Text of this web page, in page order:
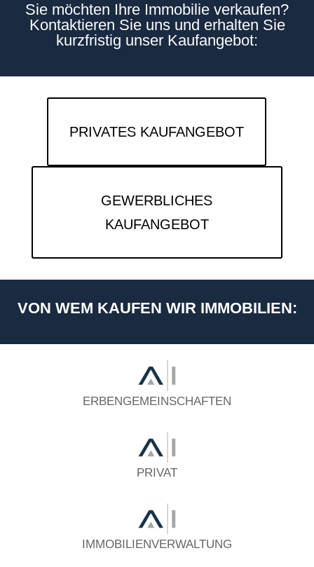
Sie möchten Ihre Immobilie verkaufen?
Kontaktieren Sie uns und erhalten Sie
kurzfristig unser Kaufangebot:
PRIVATES KAUFANGEBOT
GEWERBLICHES
KAUFANGEBOT
VON WEM KAUFEN WIR IMMOBILIEN:
ERBENGEMEINSCHAFTEN
PRIVAT
IMMOBILIENVERWALTUNG